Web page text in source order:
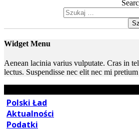
Widget Menu
Aenean lacinia varius vulputate. Cras in
lectus. Suspendisse nec elit nec mi
Polski Ład
Aktualności
Podatki